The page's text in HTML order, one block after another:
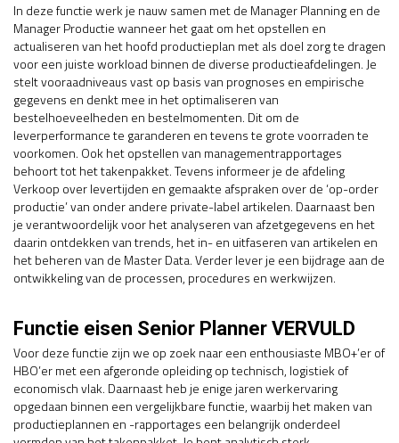
In deze functie werk je nauw samen met de Manager Planning en de
Manager Productie wanneer het gaat om het opstellen en
actualiseren van het hoofd productieplan met als doel zorg te dragen
voor een juiste workload binnen de diverse productieafdelingen. Je
stelt vooraadniveaus vast op basis van prognoses en empirische
gegevens en denkt mee in het optimaliseren van
bestelhoeveelheden en bestelmomenten. Dit om de
leverperformance te garanderen en tevens te grote voorraden te
voorkomen. Ook het opstellen van managementrapportages
behoort tot het takenpakket. Tevens informeer je de afdeling
Verkoop over levertijden en gemaakte afspraken over de ‘op-order
productie’ van onder andere private-label artikelen. Daarnaast ben
je verantwoordelijk voor het analyseren van afzetgegevens en het
daarin ontdekken van trends, het in- en uitfaseren van artikelen en
het beheren van de Master Data. Verder lever je een bijdrage aan de
ontwikkeling van de processen, procedures en werkwijzen.
Functie eisen Senior Planner VERVULD
Voor deze functie zijn we op zoek naar een enthousiaste MBO+’er of
HBO’er met een afgeronde opleiding op technisch, logistiek of
economisch vlak. Daarnaast heb je enige jaren werkervaring
opgedaan binnen een vergelijkbare functie, waarbij het maken van
productieplannen en -rapportages een belangrijk onderdeel